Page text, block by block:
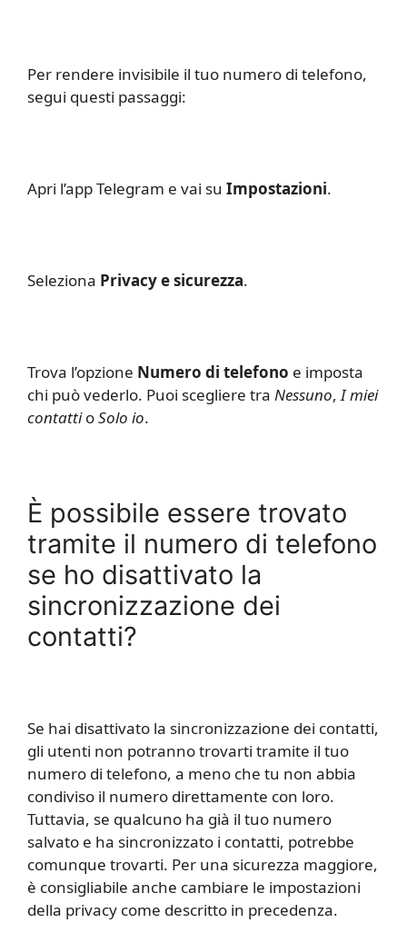
Per rendere invisibile il tuo numero di telefono,
segui questi passaggi:
Apri l’app Telegram e vai su Impostazioni.
Seleziona Privacy e sicurezza.
Trova l’opzione Numero di telefono e imposta
chi può vederlo. Puoi scegliere tra Nessuno,I miei
contattioSolo io.
È possibile essere trovato
tramite il numero di telefono
se ho disattivato la
sincronizzazione dei
contatti?
Se hai disattivato la sincronizzazione dei contatti,
gli utenti non potranno trovarti tramite il tuo
numero di telefono, a meno che tu non abbia
condiviso il numero direttamente con loro.
Tuttavia, se qualcuno ha già il tuo numero
salvato e ha sincronizzato i contatti, potrebbe
comunque trovarti. Per una sicurezza maggiore,
è consigliabile anche cambiare le impostazioni
della privacy come descritto in precedenza.